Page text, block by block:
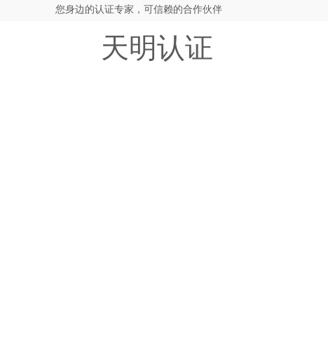
您身边的认证专家，可信赖的合作伙伴
天明认证